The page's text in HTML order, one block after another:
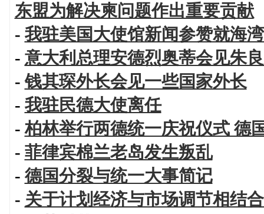
东盟为解决柬问题作出重要贡献
- 我驻美国大使馆新闻参赞就海
- 意大利总理安德烈奥蒂会见朱
-钱其琛外长会见一些国家外长
- 我驻民德大使离任
-柏林举行两德统一庆祝仪式 德
- 菲律宾棉兰老岛发生叛乱
- 德国分裂与统一大事简记
- 关于计划经济与市场调节相结